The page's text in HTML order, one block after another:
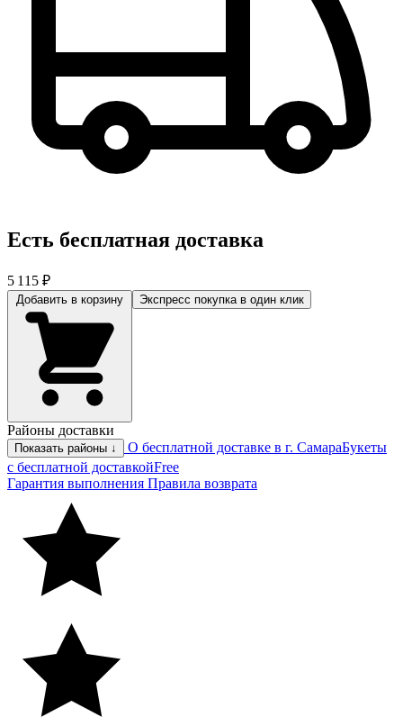
Есть бесплатная доставка
5 115 ₽
Экспресс покупка в один клик
Районы доставки
Показать районы ↓ О бесплатной доставке в г. СамараБукеты
с бесплатной доставкойFree
Гарантия выполнения Правила возврата